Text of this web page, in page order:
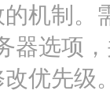
机制。
器选项
优先级